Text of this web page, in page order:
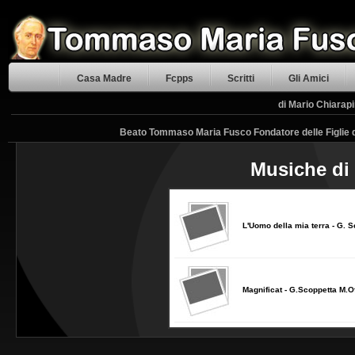
Casa Madre Fcpps Scritti Gli Amici
di Mario
Beato Tommaso Maria Fusco Fondatore delle
Musiche di
L'Uomo della mia terra - G.
Magnificat - G.Scoppetta